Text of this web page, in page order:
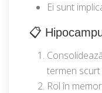
Ei sunt
📋
termen
Rol în